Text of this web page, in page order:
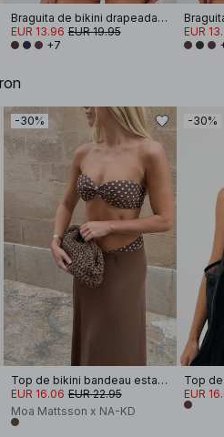
Braguita de bikini drapeada con tira ancha
EUR 13.96 EUR 19.95
+7
EUR
-30%
Top de bikini bandeau estampado
EUR 16.06 EUR 22.95
Moa Mattsson x NA-KD
-30%
EUR